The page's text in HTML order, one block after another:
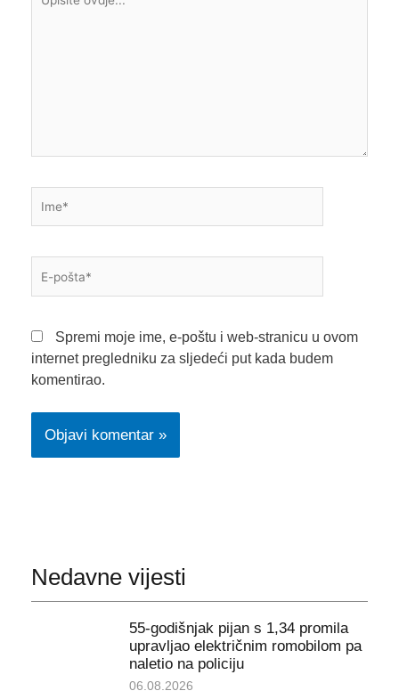
ovdje...
pošta*
Spremi moje ime, e-poštu i web-stranicu u ovom
internet pregledniku za sljedeći put kada budem
komentirao.
Nedavne vijesti
55-godišnjak pijan s 1,34 promila
upravljao električnim romobilom pa
naletio na policiju
06.08.2026